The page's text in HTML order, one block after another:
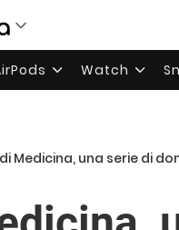
Watch
di Medicina, una serie di